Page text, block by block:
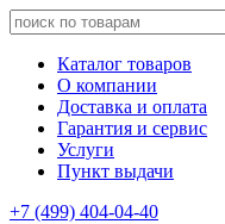
Каталог товаров
О компании
Доставка и оплата
Гарантия и сервис
Услуги
Пункт выдачи
+7 (499) 404-04-40